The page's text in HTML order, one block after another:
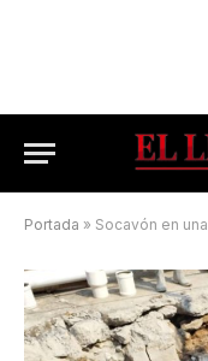
Portada » Socavón en una